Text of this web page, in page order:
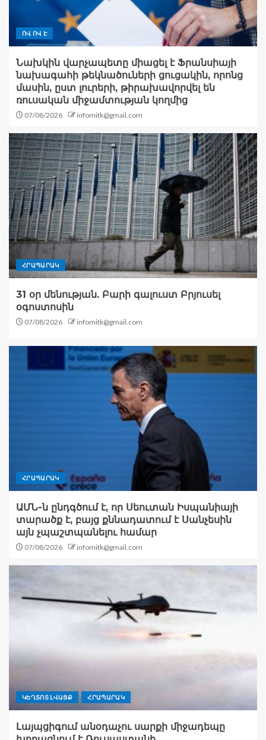
ՈՎ ՈՎ Է
Նախկին վարչապետը միացել է Ֆրանսիայի
նախագահի թեկնածուների ցուցակին, որոնց
մասին, ըստ լուրերի, թիրախավորվել են
ռուսական միջամտության կողմից
07/08/2026 infomitk@gmail.com
ՀՐԱՊԱՐԱԿ
31 օր մենության. Բարի գալուստ Բրյուսել
օգոստոսին
07/08/2026 infomitk@gmail.com
ՀՐԱՊԱՐԱԿ
ԱՄՆ-ն ընդգծում է, որ Սեուտան Իսպանիայի
տարածք է, բայց քննադատում է Սանչեսին
այն չպաշտպանելու համար
07/08/2026 infomitk@gmail.com
ԿԵՂՏՈՏ ԼՎԱՑՔ ՀՐԱՊԱՐԱԿ
Լայպցիգում անօդաչու սարքի միջադեպը